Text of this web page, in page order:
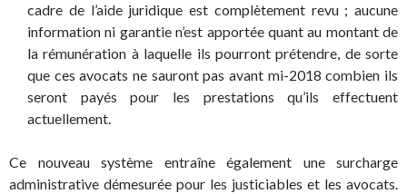
cadre de l’aide juridique est complètement revu ; aucune
information ni garantie n’est apportée quant au montant de
la rémunération à laquelle ils pourront prétendre, de sorte
que ces avocats ne sauront pas avant mi-2018 combien ils
seront payés pour les prestations qu’ils effectuent
actuellement.
Ce nouveau système entraîne également une surcharge
administrative démesurée pour les justiciables et les avocats.